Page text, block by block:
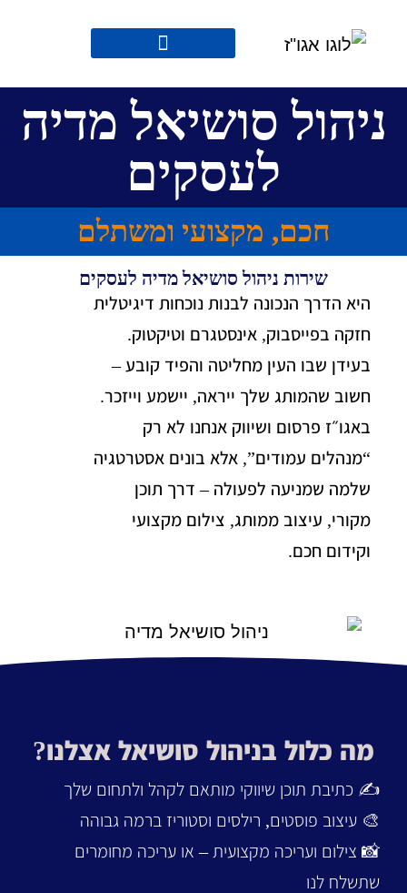
ניהול סושיאל מדיה
לעסקים
חכם, מקצועי ומשתלם
שירות ניהול סושיאל מדיה לעסקים
היא הדרך הנכונה לבנות נוכחות דיגיטלית
חזקה בפייסבוק, אינסטגרם וטיקטוק.
בעידן שבו העין מחליטה והפיד קובע –
חשוב שהמותג שלך ייראה, יישמע וייזכר.
באגו״ז פרסום ושיווק אנחנו לא רק
“מנהלים עמודים”, אלא בונים אסטרטגיה
שלמה שמניעה לפעולה – דרך תוכן
מקורי, עיצוב ממותג, צילום מקצועי
וקידום חכם.
מה כלול בניהול סושיאל אצלנו?
✍️ כתיבת תוכן שיווקי מותאם לקהל ולתחום שלך
🎨 עיצוב פוסטים, רילסים וסטוריז ברמה גבוהה
📸 צילום ועריכה מקצועית – או עריכה מחומרים
שתשלח לנו